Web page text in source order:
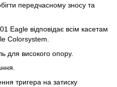
передчасному зносу та
Eagle відповідає всім касетам
Colorsystem.
для високого опору.
тригера на затиску